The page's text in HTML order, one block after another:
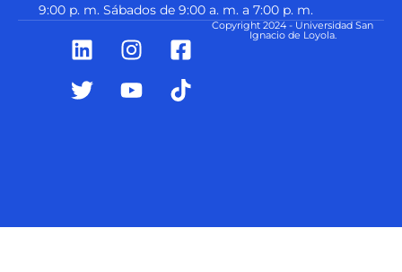
9:00 p. m. Sábados de 9:00 a. m. a 7:00 p. m.
Copyright 2024 - Universidad San
Ignacio de Loyola.